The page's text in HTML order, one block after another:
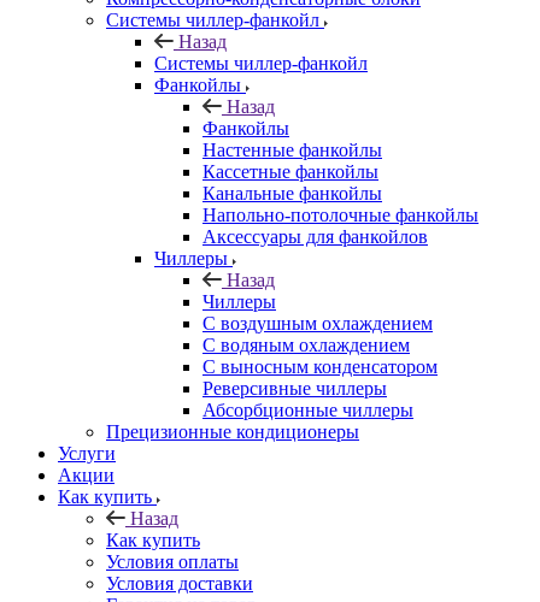
Системы чиллер-фанкойл
Назад
Системы чиллер-фанкойл
Фанкойлы
Назад
Фанкойлы
Настенные фанкойлы
Кассетные фанкойлы
Канальные фанкойлы
Напольно-потолочные фанкойлы
Аксессуары для фанкойлов
Чиллеры
Назад
Чиллеры
С воздушным охлаждением
С водяным охлаждением
С выносным конденсатором
Реверсивные чиллеры
Абсорбционные чиллеры
Прецизионные кондиционеры
Услуги
Акции
Как купить
Назад
Как купить
Условия оплаты
Условия доставки